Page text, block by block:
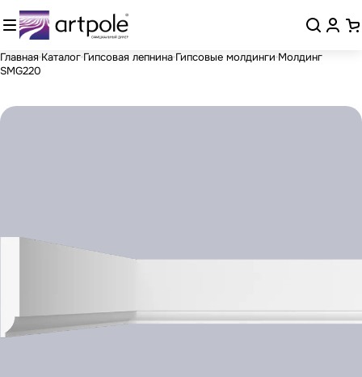
Главная Каталог Гипсовая лепнина Гипсовые молдинги Молдинг
SMG220